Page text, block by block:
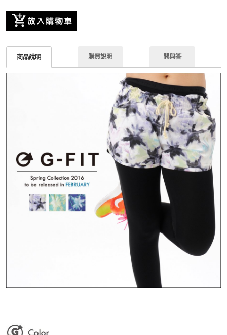
商品說明 購買說明 問與答